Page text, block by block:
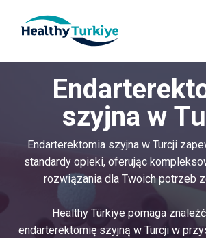
p
szyjna w
Endarterektomia szyjna w Turcji
standardy opieki, oferując
rozwiązania dla Twoich potrzeb
Healthy Türkiye pomaga
endarterektomię szyjną w Turcji w